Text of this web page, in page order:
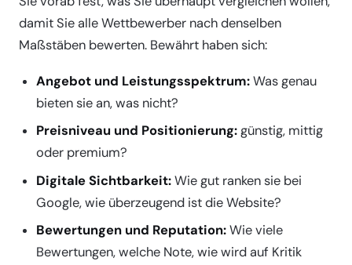
damit Sie alle Wettbewerber nach denselben
Maßstäben bewerten. Bewährt haben sich:
Angebot und Leistungsspektrum:Was genau
bieten sie an, was nicht?
Preisniveau und Positionierung:günstig, mittig
oder premium?
Digitale Sichtbarkeit:Wie gut ranken sie bei
Google, wie überzeugend ist die Website?
Bewertungen und Reputation:Wie viele
Bewertungen, welche Note, wie wird auf Kritik